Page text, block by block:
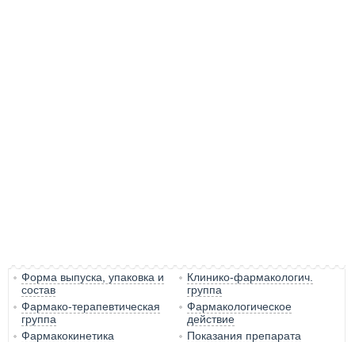
Форма выпуска, упаковка и
состав
Клинико-фармакологич.
группа
Фармако-терапевтическая
группа
Фармакологическое
действие
Фармакокинетика
Показания препарата